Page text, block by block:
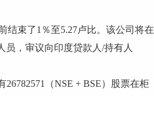
结束了1％至5.27卢比。该公司将在
员，审议向印度贷款人/持有人
（NSE + BSE）股票在柜